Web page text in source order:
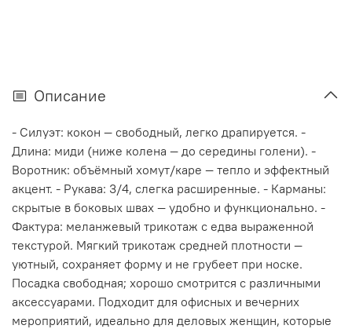
Описание
- Силуэт: кокон — свободный, легко драпируется. -
Длина: миди (ниже колена — до середины голени). -
Воротник: объёмный хомут/каре — тепло и эффектный
акцент. - Рукава: 3/4, слегка расширенные. - Карманы:
скрытые в боковых швах — удобно и функционально. -
Фактура: меланжевый трикотаж с едва выраженной
текстурой. Мягкий трикотаж средней плотности —
уютный, сохраняет форму и не грубеет при носке.
Посадка свободная; хорошо смотрится с различными
аксессуарами. Подходит для офисных и вечерних
мероприятий, идеально для деловых женщин, которые